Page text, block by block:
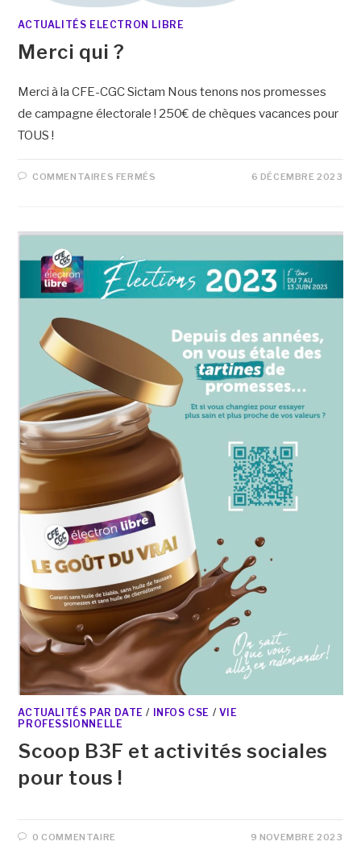
ACTUALITÉS ELECTRON LIBRE
Merci qui ?
Merci à la CFE-CGC Sictam Nous tenons nos promesses
de campagne électorale ! 250€ de chèques vacances pour
TOUS !
COMMENTAIRES FERMÉS 6 DÉCEMBRE 2023
ACTUALITÉS PAR DATE / INFOS CSE / VIE
PROFESSIONNELLE
Scoop B3F et activités sociales
pour tous !
0 COMMENTAIRE 9 NOVEMBRE 2023